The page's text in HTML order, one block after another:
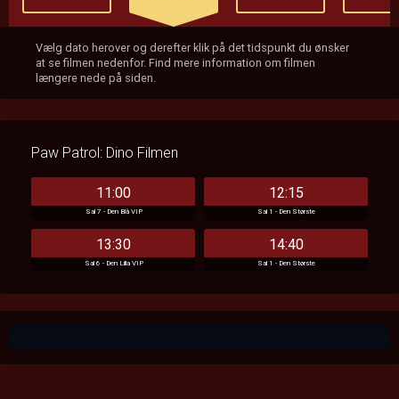
Vælg dato herover og derefter klik på det tidspunkt du ønsker
at se filmen nedenfor. Find mere information om filmen
længere nede på siden.
Paw Patrol: Dino Filmen
Sal 7 - Den Blå VIP
11:00
Sal 1 - Den Største
12:15
Sal 6 - Den Lilla VIP
13:30
Sal 1 - Den Største
14:40